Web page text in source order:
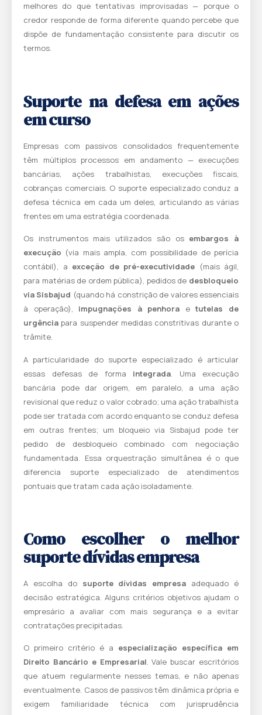
melhores do que tentativas improvisadas — porque o
credor responde de forma diferente quando percebe que
dispõe de fundamentação consistente para discutir os
termos.
Suporte na defesa em ações
em curso
Empresas com passivos consolidados frequentemente
têm múltiplos processos em andamento — execuções
bancárias, ações trabalhistas, execuções fiscais,
cobranças comerciais. O suporte especializado conduz a
defesa técnica em cada um deles, articulando as várias
frentes em uma estratégia coordenada.
Os instrumentos mais utilizados são os embargos à
execução (via mais ampla, com possibilidade de perícia
contábil), a exceção de pré-executividade (mais ágil,
para matérias de ordem pública), pedidos de desbloqueio
via Sisbajud (quando há constrição de valores essenciais
à operação), impugnações à penhora etutelas de
urgência para suspender medidas constritivas durante o
trâmite.
A particularidade do suporte especializado é articular
essas defesas de forma integrada . Uma execução
bancária pode dar origem, em paralelo, a uma ação
revisional que reduz o valor cobrado; uma ação trabalhista
pode ser tratada com acordo enquanto se conduz defesa
em outras frentes; um bloqueio via Sisbajud pode ter
pedido de desbloqueio combinado com negociação
fundamentada. Essa orquestração simultânea é o que
diferencia suporte especializado de atendimentos
pontuais que tratam cada ação isoladamente.
Como escolher o melhor
suporte dívidas empresa
A escolha do suporte dívidas empresa adequado é
decisão estratégica. Alguns critérios objetivos ajudam o
empresário a avaliar com mais segurança e a evitar
contratações precipitadas.
O primeiro critério é a especialização específica em
Direito Bancário e Empresarial. Vale buscar escritórios
que atuem regularmente nesses temas, e não apenas
eventualmente. Casos de passivos têm dinâmica própria e
exigem familiaridade técnica com jurisprudência